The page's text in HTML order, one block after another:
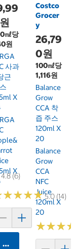
4.8 (6)
㎖당
원
사과
근
X
X
★★★★
★★★★5.0 (14)
카트에 담기
Costco
Grocer
y
26,79
0원
100㎖당
1,116원
Balance
Grow
CCA 착
즙 주스
120ml X
20
Balance
Grow
CCA
NFC
Juice
120ml X
20
★★★
★★★